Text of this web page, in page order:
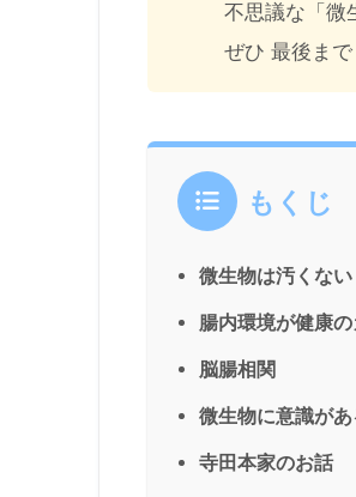
不思議な「微
ぜひ 最後ま
もくじ
微生物は汚くない
腸内環境が健康
脳腸相関
微生物に意識が
寺田本家のお話